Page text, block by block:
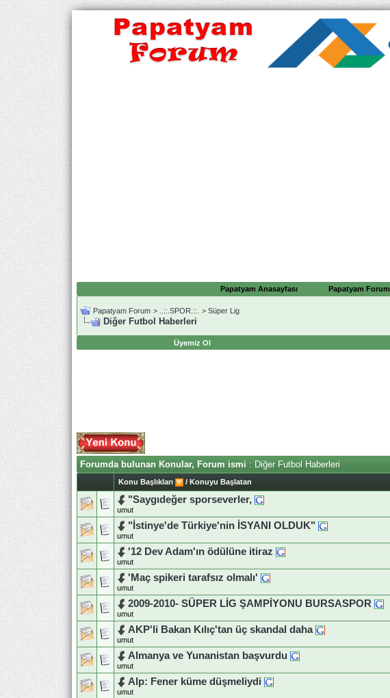
Papatyam Anasayfası Papatyam Forum
Papatyam Forum > ..::.SPOR.::. > Süper Lig
Diğer Futbol Haberleri
Üyemiz Ol
Forumda bulunan Konular, Forum ismi : Diğer Futbol Haberleri
Konu Başlıkları / Konuyu Başlatan
"Saygıdeğer sporseverler,
umut
"İstinye'de Türkiye'nin İSYANI OLDUK"
umut
'12 Dev Adam'ın ödülüne itiraz
umut
'Maç spikeri tarafsız olmalı'
umut
2009-2010- SÜPER LİG ŞAMPİYONU BURSASPOR
umut
AKP'li Bakan Kılıç'tan üç skandal daha
umut
Almanya ve Yunanistan başvurdu
umut
Alp: Fener küme düşmeliydi
umut